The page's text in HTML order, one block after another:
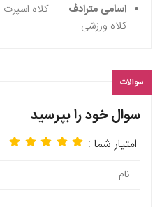
اسامی مترادف
کلاه اسپرت
کلاه ورزشی
سوالات
سوال خود را بپرسید
امتیار شما :